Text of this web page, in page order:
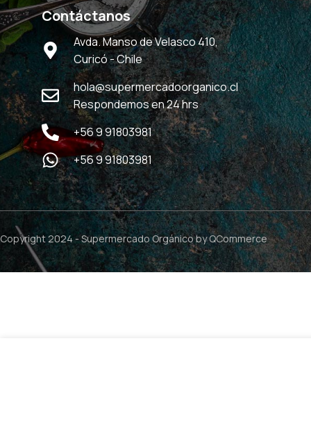
Contáctanos
Avda. Manso de Velasco 410,
Curicó - Chile
hola@supermercadoorganico.cl
Respondemos en 24 hrs
+56 9 91803981
+56 9 91803981
Copyright 2024 -Supermercado Orgánicoby QCommerce